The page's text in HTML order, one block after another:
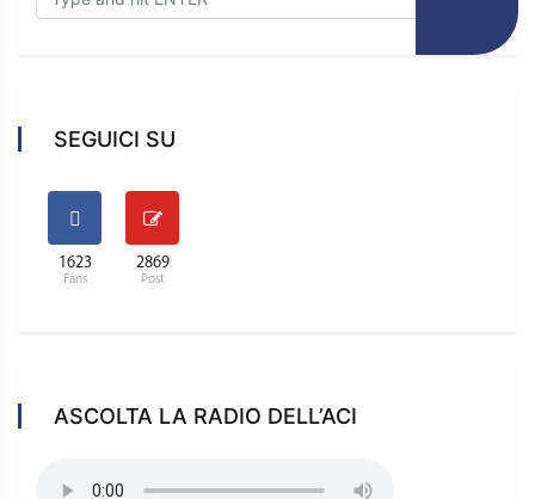
SEGUICI SU
1623
Fans
2869
Post
ASCOLTA LA RADIO DELL’ACI